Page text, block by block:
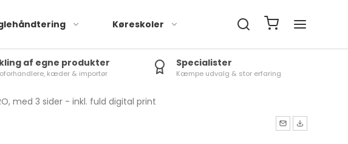
Køreskoler
af egne produkter
kæder & importør
Specialister
Kæmpe udvalg & stor erfaring
med 3 sider - inkl. fuld digital print